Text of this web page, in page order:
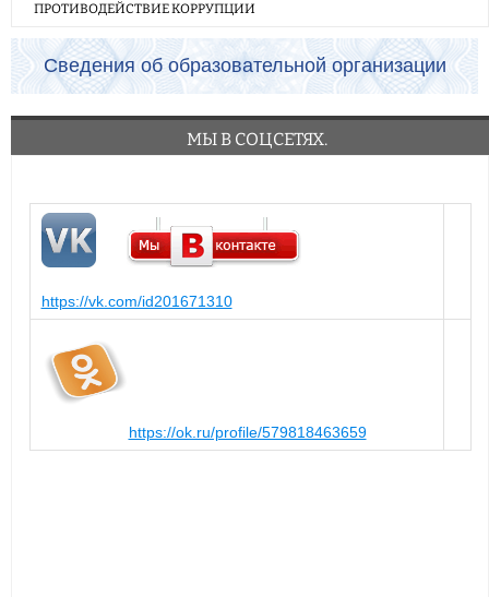
ПРОТИВОДЕЙСТВИЕ КОРРУПЦИИ
Сведения об образовательной организации
МЫ В СОЦСЕТЯХ.
https://vk.com/id201671310
https://ok.ru/profile/579818463659